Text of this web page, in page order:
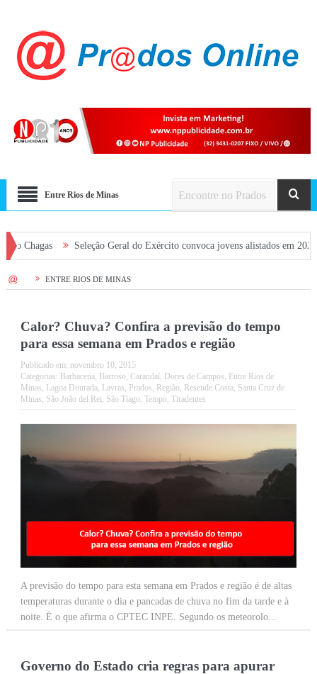
Entre Rios de Minas
Seleção Geral do Exército convoca jovens alistados em 2026 em Prados
HOME ENTRE RIOS DE MINAS
Calor? Chuva? Confira a previsão do tempo
para essa semana em Prados e região
Publicado em: novembro 10, 2015
Categorias: Barbacena, Barroso, Carandaí, Dores de Campos, Entre Rios de
Minas, Lagoa Dourada, Lavras, Prados, Região, Resende Costa, Santa Cruz de
Minas, São João del Rei, São Tiago, Tempo, Tiradentes
A previsão do tempo para esta semana em Prados e região é de altas
temperaturas durante o dia e pancadas de chuva no fim da tarde e à
noite. É o que afirma o CPTEC INPE. Segundo os meteorolo...
Governo do Estado cria regras para apurar